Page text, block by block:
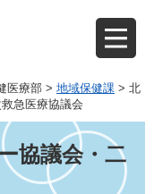
医療部 > 地域保健課 > 北
急医療協議会
協議会・二